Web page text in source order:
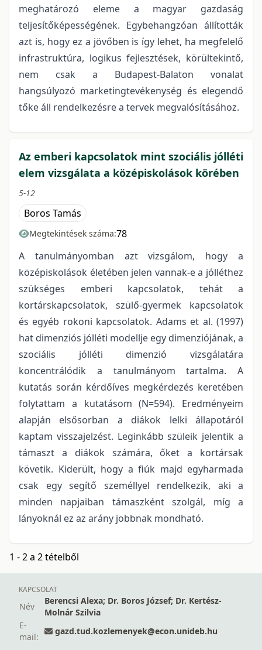
meghatározó eleme a magyar gazdaság
teljesítőképességének. Egybehangzóan állították
azt is, hogy ez a jövőben is így lehet, ha megfelelő
infrastruktúra, logikus fejlesztések, körültekintő,
nem csak a Budapest-Balaton vonalat
hangsúlyozó marketingtevékenység és elegendő
tőke áll rendelkezésre a tervek megvalósításához.
Az emberi kapcsolatok mint szociális jólléti
elem vizsgálata a középiskolások körében
5-12
Boros Tamás
Megtekintések száma:78
A tanulmányomban azt vizsgálom, hogy a
középiskolások életében jelen vannak-e a jólléthez
szükséges emberi kapcsolatok, tehát a
kortárskapcsolatok, szülő-gyermek kapcsolatok
és egyéb rokoni kapcsolatok. Adams et al. (1997)
hat dimenziós jólléti modellje egy dimenziójának, a
szociális jólléti dimenzió vizsgálatára
koncentrálódik a tanulmányom tartalma. A
kutatás során kérdőíves megkérdezés keretében
folytattam a kutatásom (N=594). Eredményeim
alapján elsősorban a diákok lelki állapotáról
kaptam visszajelzést. Leginkább szüleik jelentik a
támaszt a diákok számára, őket a kortársak
követik. Kiderült, hogy a fiúk majd egyharmada
csak egy segítő személlyel rendelkezik, aki a
minden napjaiban támaszként szolgál, míg a
lányoknál ez az arány jobbnak mondható.
1 - 2 a 2 tételből
KAPCSOLAT
Név
Berencsi Alexa; Dr. Boros József; Dr. Kertész-
Molnár Szilvia
E-
mail:
gazd.tud.kozlemenyek@econ.unideb.hu